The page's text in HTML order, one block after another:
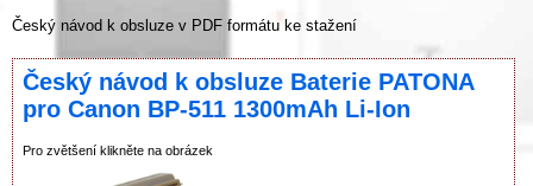
Český návod k obsluze v PDF formátu ke stažení
Český návod k obsluze Baterie PATONA
pro Canon BP-511 1300mAh Li-Ion
Pro zvětšení klikněte na obrázek